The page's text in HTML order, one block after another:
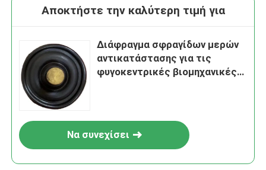
Αποκτήστε την καλύτερη τιμή για
Διάφραγμα σφραγίδων μερών
αντικατάστασης για τις
φυγοκεντρικές βιομηχανικές
Να συνεχίσει